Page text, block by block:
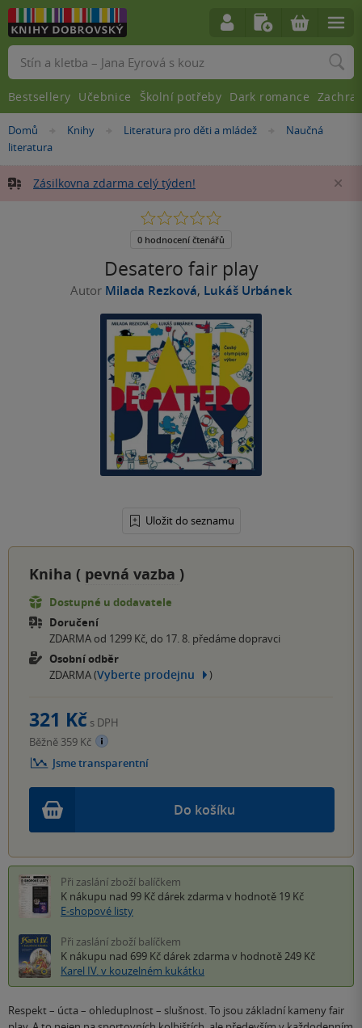
Nacházíte
se
Domů »
Knihy »
Literatura pro děti a mládež »
Naučná
literatura
Zásilkovna zdarma celý týden!
Desatero fair play
Autor Milada Rezková, Lukáš Urbánek
Uložit do seznamu
0.0
5
0 hodnocení čtenářů
Kniha ( pevná vazba )
Dostupné u dodavatele
Doručení
ZDARMA od 1299 Kč, do 17. 8. předáme dopravci
Osobní odběr
ZDARMA (Vyberte prodejnu )
Do košíku
321 Kč s DPH
Běžně 359 Kč
Jsme transparentní
Při zaslání zboží balíčkem
K nákupu nad 99 Kč dárek zdarma v hodnotě 19 Kč
E-shopové listy
Při zaslání zboží balíčkem
K nákupu nad 699 Kč dárek zdarma v hodnotě 249 Kč
Karel IV. v kouzelném kukátku
Respekt – úcta – ohleduplnost – slušnost. To jsou základní kameny fair
Vyhledávání
Bestsellery Učebnice Školní potřeby Dark romance